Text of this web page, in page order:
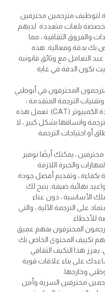
لتوظيف مترجمين محترفين
بلغات متعددة. لديهم
والفروق الثقافية ، مما
بك بدقة وفعالية. هذه
التعامل مع وثائق قانونية
تكون الدقة في غاية
المحترفون في أبوظبي
الترجمة المتقدمة ،
مثل أدوات الترجمة بمساعدة الكمبيوتر (CAT). تعمل هذه
واتساقها بشكل كبير ، لا
أو احتياجات الترجمة
، يمكنك أيضًا توفير
والخبرة اللازمة
بكفاءة ، وتقديم أفضل جودة
نهائية ضيقة. يتيح لك
الأساسية ، دون عناء
على الترجمة الآلية ، والتي
للأخطاء.
المحترفون بفهم عميق
تكييف المحتوى الخاص بك
يعزز هذا التكيف الثقافي
على بناء علاقات قوية
وخارجها.
محترفين السرية وأمن